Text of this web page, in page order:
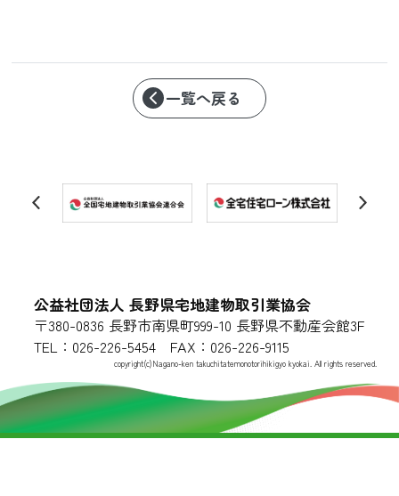
一覧へ戻る
公益社団法人 長野県宅地建物取引業協会
〒380-0836 長野市南県町999-10 長野県不動産会館3F
TEL：026-226-5454 FAX：026-226-9115
copyright(c)Nagano-ken takuchitatemonotorihikigyo kyokai. All rights reserved.